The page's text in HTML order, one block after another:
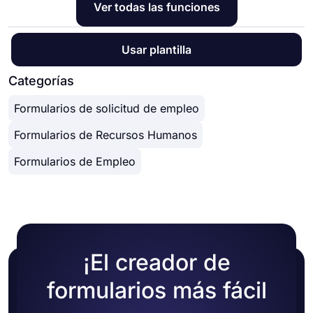
Ver todas las funciones
Usar plantilla
Categorías
Formularios de solicitud de empleo
Formularios de Recursos Humanos
Formularios de Empleo
¡El creador de
formularios más fácil